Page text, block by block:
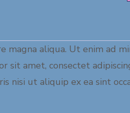
aliqua. Ut enim ad
sit amet, consectet
nisi ut aliquip ex ea sint